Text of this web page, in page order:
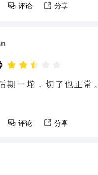
评论 分享
期一坨，切了也正常。
评论 分享